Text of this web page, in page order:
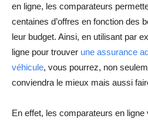
en ligne, les comparateurs
centaines d’offres en fonction des
leur budget. Ainsi, en utilisant par
ligne pour trouver une assurance
véhicule, vous pourrez, non
conviendra le mieux mais aussi
En effet, les comparateurs en